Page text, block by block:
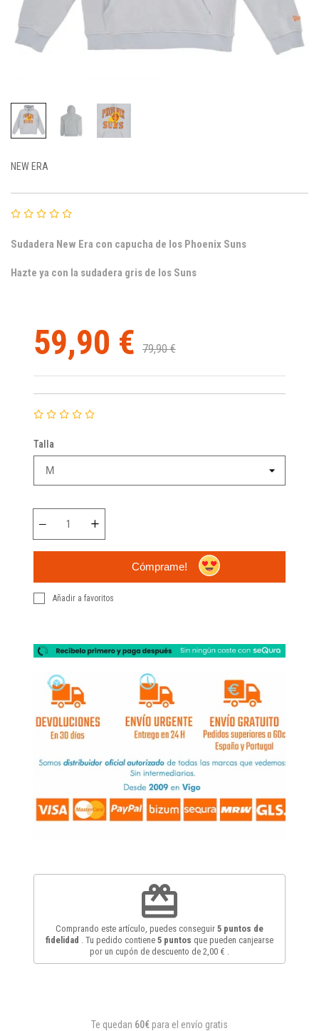
NEW ERA
Sudadera New Era con capucha de los Phoenix Suns
Hazte ya con la sudadera gris de los Suns
59,90 € 79,90 €
Talla
Cómprame!
Añadir a favoritos
redeem
Comprando este artículo, puedes conseguir 5 puntos de
fidelidad
. Tu pedido contiene 5 puntos que pueden canjearse
por un cupón de descuento de 2,00 €
Te quedan 60€ para el envío gratis